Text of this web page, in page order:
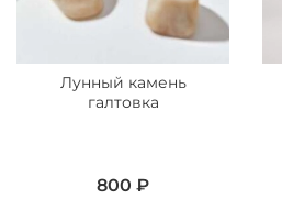
Лунный камень
галтовка
800 ₽